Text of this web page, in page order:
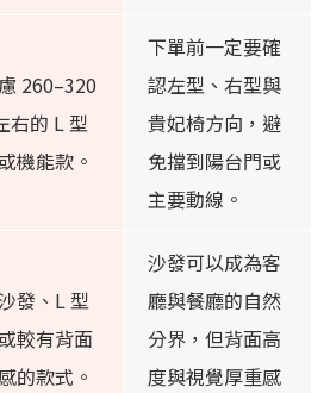
260–320
右的 L 型
機能款。
下單前一定要確
認左型、右型與
貴妃椅方向，避
免擋到陽台門或
主要動線。
發、L 型
較有背面
的款式。
沙發可以成為客
廳與餐廳的自然
分界，但背面高
度與視覺厚重感